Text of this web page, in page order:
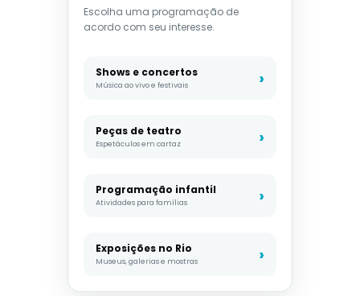
Escolha uma programação de
acordo com seu interesse.
Shows e concertos
Música ao vivo e festivais
Peças de teatro
Espetáculos em cartaz
Programação infantil
Atividades para famílias
Exposições no Rio
Museus, galerias e mostras